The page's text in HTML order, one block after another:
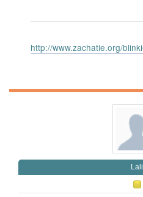
http://www.zachatie.org/
Lali